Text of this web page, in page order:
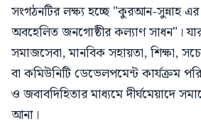
সংগঠনটির লক্ষ্য হচ্ছে "কুরআন-সুন্নাহ
অবহেলিত জনগোষ্ঠীর কল্যাণ সাধন"।
সমাজসেবা, মানবিক সহায়তা, শিক্ষা,
বা কমিউনিটি ডেভেলপমেন্ট কার্যক্রম
ও জবাবদিহিতার মাধ্যমে দীর্ঘমেয়াদে
আনা।